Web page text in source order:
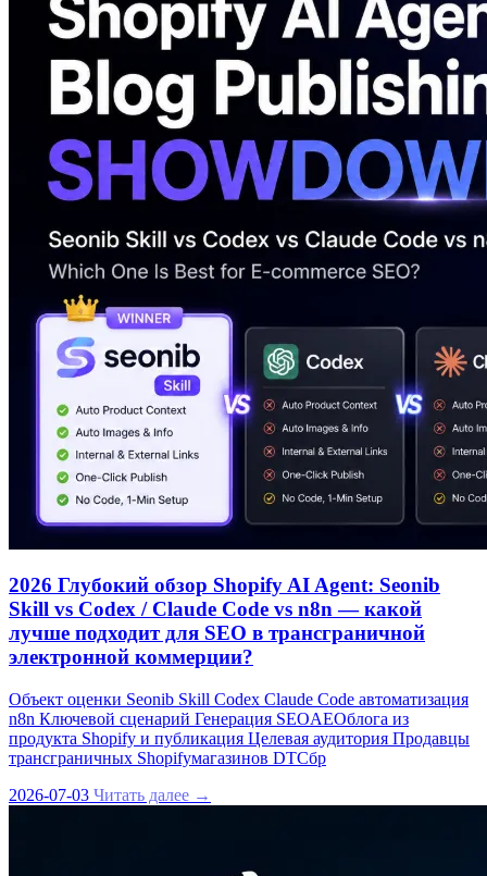
2026 Глубокий обзор Shopify AI Agent: Seonib
Skill vs Codex / Claude Code vs n8n — какой
лучше подходит для SEO в трансграничной
электронной коммерции?
Объект оценки Seonib Skill Codex Claude Code автоматизация
n8n Ключевой сценарий Генерация SEOAEOблога из
продукта Shopify и публикация Целевая аудитория Продавцы
трансграничных Shopifyмагазинов DTCбр
2026-07-03 Читать далее →